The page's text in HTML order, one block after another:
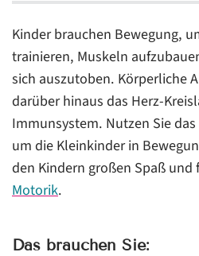
So wird’s gemacht
Spiel: Schatzsuche im
Spielvarianten:
Kinder brauchen Bewegung,
trainieren, Muskeln
sich auszutoben. Körperliche
darüber hinaus das Herz-
Immunsystem. Nutzen Sie
um die Kleinkinder in
den Kindern großen Spaß
Motorik.
Das brauchen Sie: